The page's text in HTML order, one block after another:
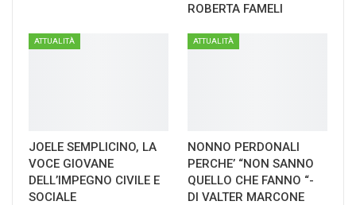
ROBERTA FAMELI
ATTUALITÀ
JOELE SEMPLICINO, LA
VOCE GIOVANE
DELL’IMPEGNO CIVILE E
SOCIALE
ATTUALITÀ
NONNO PERDONALI
PERCHE’ “NON SANNO
QUELLO CHE FANNO “-
DI VALTER MARCONE